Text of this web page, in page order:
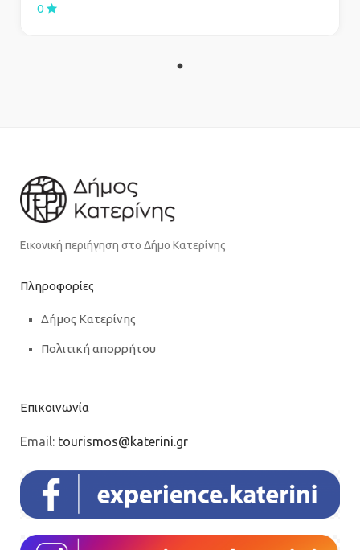
0
Εικονική περιήγηση στο Δήμο Κατερίνης
Πληροφορίες
Δήμος Κατερίνης
Πολιτική απορρήτου
Επικοινωνία
Email: tourismos@katerini.gr